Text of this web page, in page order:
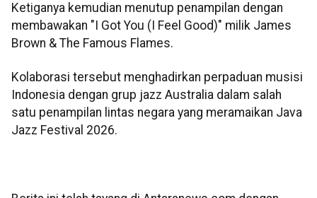
Ketiganya kemudian menutup penampilan dengan
membawakan "I Got You (I Feel Good)" milik James
Brown & The Famous Flames.
Kolaborasi tersebut menghadirkan perpaduan musisi
Indonesia dengan grup jazz Australia dalam salah
satu penampilan lintas negara yang meramaikan Java
Jazz Festival 2026.